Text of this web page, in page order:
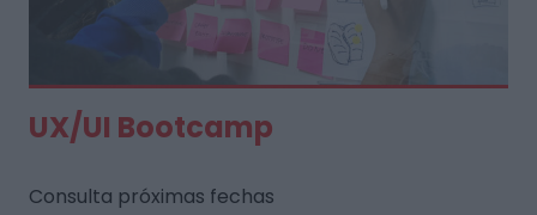
UX/UI Bootcamp
Consulta próximas fechas